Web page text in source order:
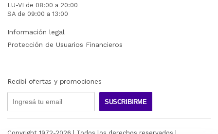
LU-VI de 08:00 a 20:00
SA de 09:00 a 13:00
Información legal
Protección de Usuarios Financieros
Recibí ofertas y promociones
SUSCRIBIRME